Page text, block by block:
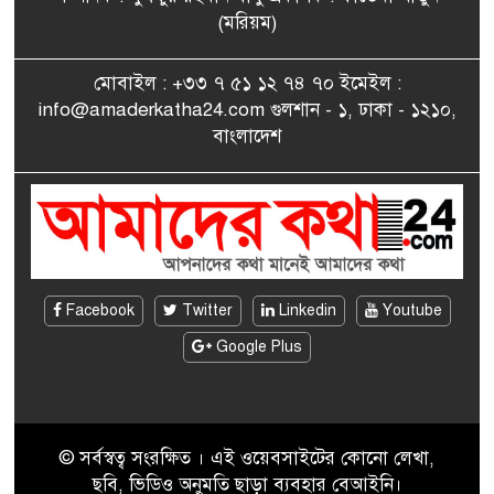
সাংবাদিকতায় কৃতিত্বের পুরস্কার
এমপি মমতাজ আলোকে
জেলা প্রবাসী এসোসিয়েশন’
বেদে সম্প্রদায় নিয়ে প্যারিসে
তথ্য-চলচ্চিত্র “ভাসমান জীবন”
(মরিয়ম)
মোবাইল : +৩৩ ৭ ৫১ ১২ ৭৪ ৭০ ইমেইল :
info@amaderkatha24.com গুলশান - ১, ঢাকা - ১২১০,
বাংলাদেশ
Facebook Twitter Linkedin
Youtube
Google Plus
© সর্বস্বত্ব সংরক্ষিত । এই ওয়েবসাইটের কোনো লেখা,
ছবি, ভিডিও অনুমতি ছাড়া ব্যবহার বেআইনি।